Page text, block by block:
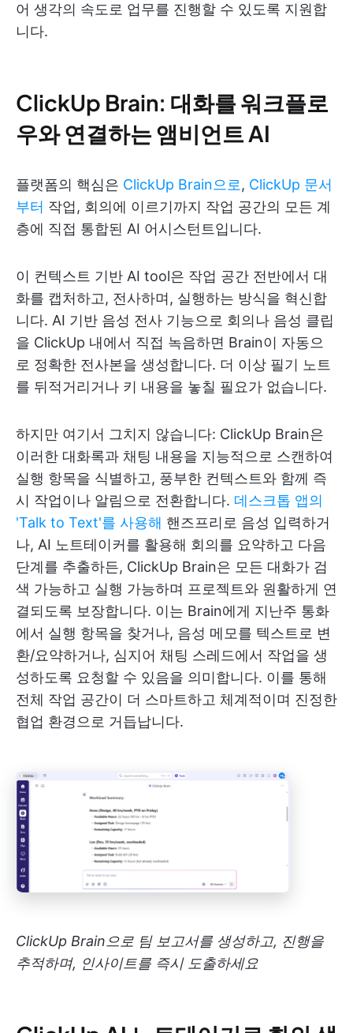
어 생각의 속도로 업무를 진행할 수 있도록 지원합
니다.
ClickUp Brain: 대화를 워크플로
우와 연결하는 앰비언트 AI
플랫폼의 핵심은 ClickUp Brain으로, ClickUp 문서
부터 작업, 회의에 이르기까지 작업 공간의 모든 계
층에 직접 통합된 AI 어시스턴트입니다.
이 컨텍스트 기반 AI tool은 작업 공간 전반에서 대
화를 캡처하고, 전사하며, 실행하는 방식을 혁신합
니다. AI 기반 음성 전사 기능으로 회의나 음성 클립
을 ClickUp 내에서 직접 녹음하면 Brain이 자동으
로 정확한 전사본을 생성합니다. 더 이상 필기 노트
를 뒤적거리거나 키 내용을 놓칠 필요가 없습니다.
하지만 여기서 그치지 않습니다: ClickUp Brain은
이러한 대화록과 채팅 내용을 지능적으로 스캔하여
실행 항목을 식별하고, 풍부한 컨텍스트와 함께 즉
시 작업이나 알림으로 전환합니다. 데스크톱 앱의
'Talk to Text'를 사용해 핸즈프리로 음성 입력하거
나, AI 노트테이커를 활용해 회의를 요약하고 다음
단계를 추출하든, ClickUp Brain은 모든 대화가 검
색 가능하고 실행 가능하며 프로젝트와 원활하게 연
결되도록 보장합니다. 이는 Brain에게 지난주 통화
에서 실행 항목을 찾거나, 음성 메모를 텍스트로 변
환/요약하거나, 심지어 채팅 스레드에서 작업을 생
성하도록 요청할 수 있음을 의미합니다. 이를 통해
전체 작업 공간이 더 스마트하고 체계적이며 진정한
협업 환경으로 거듭납니다.
ClickUp Brain으로 팀 보고서를 생성하고, 진행을
추적하며, 인사이트를 즉시 도출하세요